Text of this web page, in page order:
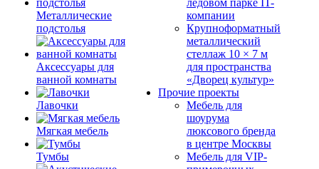
Металлические
подстолья
Аксессуары для
ванной комнаты
Лавочки
Мягкая мебель
Тумбы
ледовом парке IT-
компании
Крупноформатный
металлический
стеллаж 10 × 7 м
для пространства
«Дворец культур»
Прочие проекты
Мебель для
шоурума
люксового бренда
в центре Москвы
Мебель для VIP-